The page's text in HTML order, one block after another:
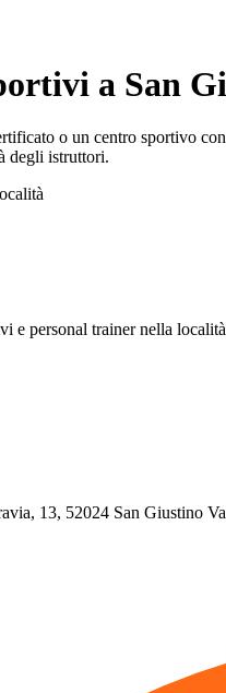
a San
o un centro sportivo
degli istruttori.
e personal trainer nella località
13, 52024 San Giustino